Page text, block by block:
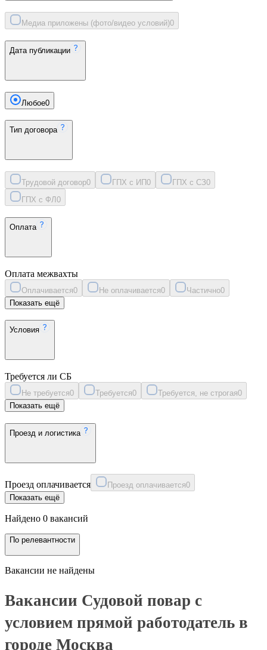
Медиа приложены (фото/видео условий)0
Дата публикации
Любое0
Тип договора
Трудовой договор0 ГПХ с ИП0 ГПХ с СЗ0
ГПХ с ФЛ 0
Оплата
Оплата межвахты
Оплачивается0 Не оплачивается0 Частично0
Показать ещё
Условия
Требуется ли СБ
Не требуется0 Требуется0 Требуется, не строгая0
Показать ещё
Проезд и логистика
Проезд оплачивается Проезд оплачивается0
Показать ещё
Найдено 0 вакансий
По релевантности
Вакансии не найдены
Вакансии Судовой повар с
условием прямой работодатель в
городе Москва